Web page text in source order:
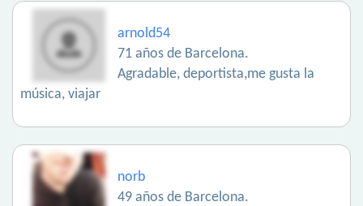
arnold54
71 años de Barcelona.
Agradable, deportista,me gusta la
música, viajar
norb
49 años de Barcelona.